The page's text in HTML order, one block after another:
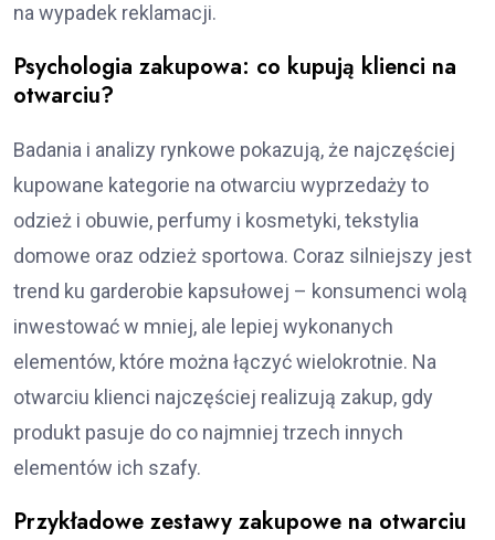
na wypadek reklamacji.
Psychologia zakupowa: co kupują klienci na
otwarciu?
Badania i analizy rynkowe pokazują, że najczęściej
kupowane kategorie na otwarciu wyprzedaży to
odzież i obuwie, perfumy i kosmetyki, tekstylia
domowe oraz odzież sportowa. Coraz silniejszy jest
trend ku garderobie kapsułowej – konsumenci wolą
inwestować w mniej, ale lepiej wykonanych
elementów, które można łączyć wielokrotnie. Na
otwarciu klienci najczęściej realizują zakup, gdy
produkt pasuje do co najmniej trzech innych
elementów ich szafy.
Przykładowe zestawy zakupowe na otwarciu